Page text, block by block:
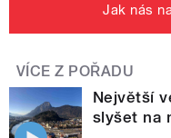
Jak nás
VÍCE Z POŘADU
Největší
slyšet na